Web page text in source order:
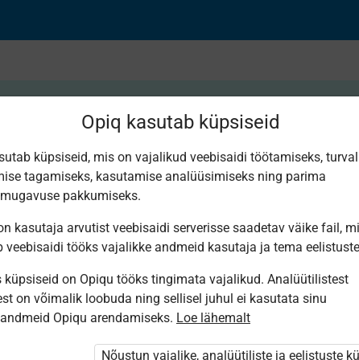
выражения
ole Opiqusse sisse logitud.
paketi „Erakasutaja 2024/25”
Opiq kasutab küpsiseid
küpsiseid, mis on vajalikud veebisaidi töötamiseks,
tagamiseks, kasutamise analüüsimiseks ning parima
pakkumiseks.
kasutaja arvutist veebisaidi serverisse saadetav väike fail,
veebisaidi tööks vajalikke andmeid kasutaja ja tema
küpsiseid on Opiqu tööks tingimata vajalikud. Analüütilistest
on võimalik loobuda ning sellisel juhul ei kasutata sinu
Opiqu arendamiseks. Loe lähemalt
Nõustun vajalike, analüütiliste ja eelistuste